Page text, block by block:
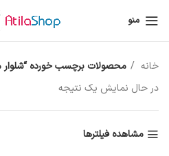
منو
خانه
محصولات برچسب خورده
در حال نمایش یک نتیجه
مشاهده فیلترها